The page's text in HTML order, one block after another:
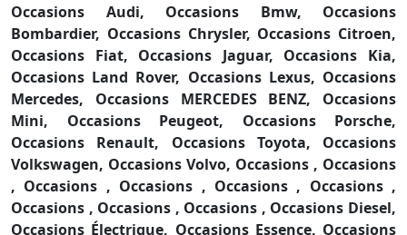
Occasions Audi, Occasions Bmw, Occasions
Bombardier, Occasions Chrysler, Occasions Citroen,
Occasions Fiat, Occasions Jaguar, Occasions Kia,
Occasions Land Rover, Occasions Lexus, Occasions
Mercedes, Occasions MERCEDES BENZ, Occasions
Mini, Occasions Peugeot, Occasions Porsche,
Occasions Renault, Occasions Toyota, Occasions
Volkswagen, Occasions Volvo, Occasions , Occasions
, Occasions , Occasions , Occasions , Occasions ,
Occasions , Occasions , Occasions , Occasions Diesel,
Occasions Électrique, Occasions Essence, Occasions